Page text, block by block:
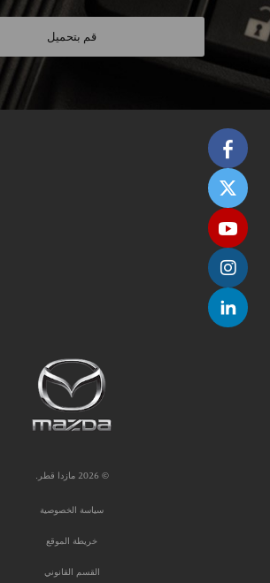
قم بتحميل
© 2026 مازدا قطر.
سياسة الخصوصية
خريطة الموقع
القسم القانوني